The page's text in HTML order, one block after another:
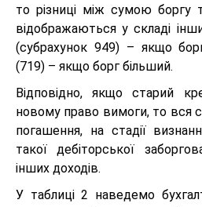
то різниці між сумою боргу
відображаються у складі
(субрахунок 949) – якщо
(719) – якщо борг більший.
Відповідно, якщо старий
новому право вимоги, то вся
погашення, на стадії
такої дебіторської
інших доходів.
У таблиці 2 наведемо